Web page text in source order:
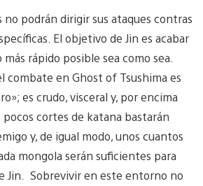
no podrán dirigir sus ataques contras
El objetivo de Jin es acabar
rápido posible sea como sea.
combate en Ghost of Tsushima es
es crudo, visceral y, por encima
cortes de katana bastarán
y, de igual modo, unos cuantos
mongola serán suficientes para
Jin. Sobrevivir en este entorno no